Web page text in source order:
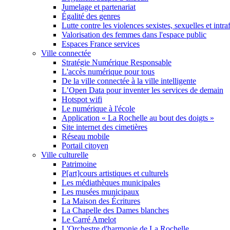
Jumelage et partenariat
Égalité des genres
Lutte contre les violences sexistes, sexuelles et
Valorisation des femmes dans l'espace public
Espaces France services
Ville connectée
Stratégie Numérique Responsable
L'accès numérique pour tous
De la ville connectée à la ville intelligente
L’Open Data pour inventer les services de demain
Hotspot wifi
Le numérique à l'école
Application « La Rochelle au bout des doigts »
Site internet des cimetières
Réseau mobile
Portail citoyen
Ville culturelle
Patrimoine
P[art]cours artistiques et culturels
Les médiathèques municipales
Les musées municipaux
La Maison des Écritures
La Chapelle des Dames blanches
Le Carré Amelot